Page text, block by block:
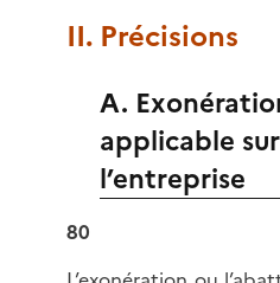
II. Précisions
A.
applicable
l’entreprise
80